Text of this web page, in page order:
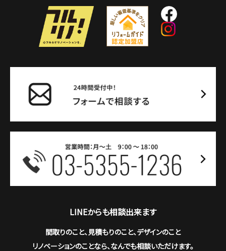
LINEからも相談出来ます
間取りのこと、見積もりのこと、デザインのこと
リノベーションのことなら、なんでも相談いただけます。